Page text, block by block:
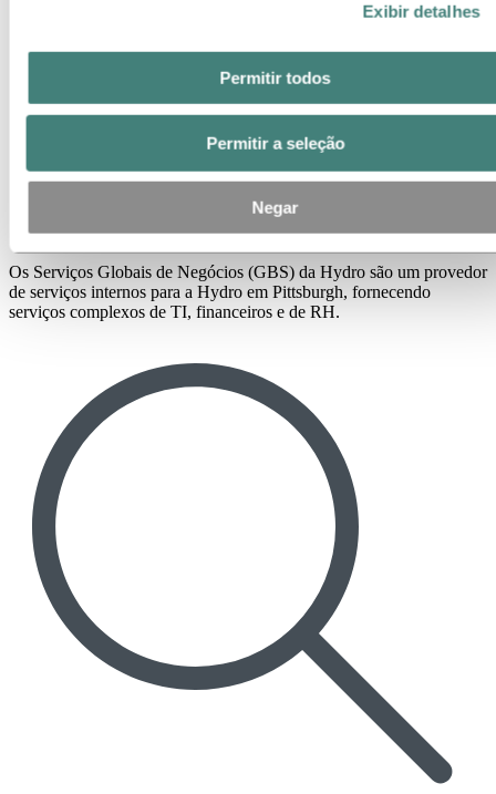
Exibir detalhes
Permitir todos
Permitir a seleção
Negar
Nossos negócios
Governança corporativa
Stories By Hydro
Global Business Services Pittsburgh
Os Serviços Globais de Negócios (GBS) da Hydro são um provedor
de serviços internos para a Hydro em Pittsburgh, fornecendo
serviços complexos de TI, financeiros e de RH.